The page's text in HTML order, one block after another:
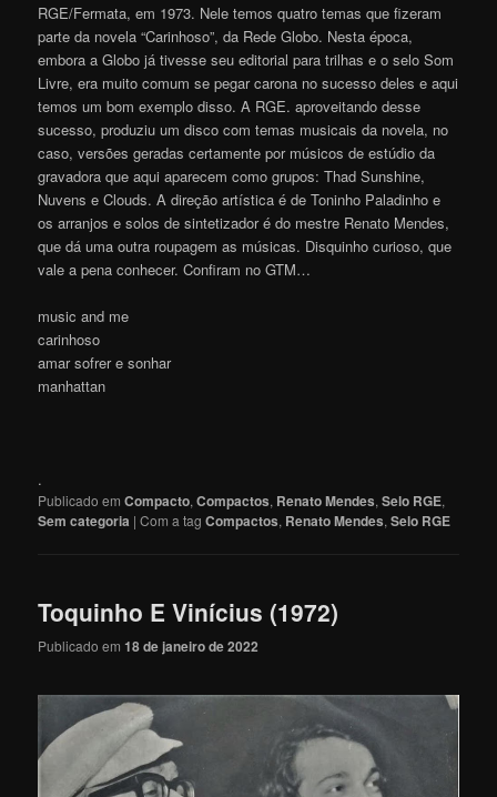
RGE/Fermata, em 1973. Nele temos quatro temas que fizeram
parte da novela “Carinhoso”, da Rede Globo. Nesta época,
embora a Globo já tivesse seu editorial para trilhas e o selo Som
Livre, era muito comum se pegar carona no sucesso deles e aqui
temos um bom exemplo disso. A RGE. aproveitando desse
sucesso, produziu um disco com temas musicais da novela, no
caso, versões geradas certamente por músicos de estúdio da
gravadora que aqui aparecem como grupos: Thad Sunshine,
Nuvens e Clouds. A direção artística é de Toninho Paladinho e
os arranjos e solos de sintetizador é do mestre Renato Mendes,
que dá uma outra roupagem as músicas. Disquinho curioso, que
vale a pena conhecer. Confiram no GTM…
music and me
carinhoso
amar sofrer e sonhar
manhattan
.
Publicado em Compacto,Compactos, Renato Mendes,Selo RGE,
Sem categoria |Com a tagCompactos, Renato Mendes,Selo RGE
Toquinho E Vinícius (1972)
Publicado em18 de janeiro de 2022